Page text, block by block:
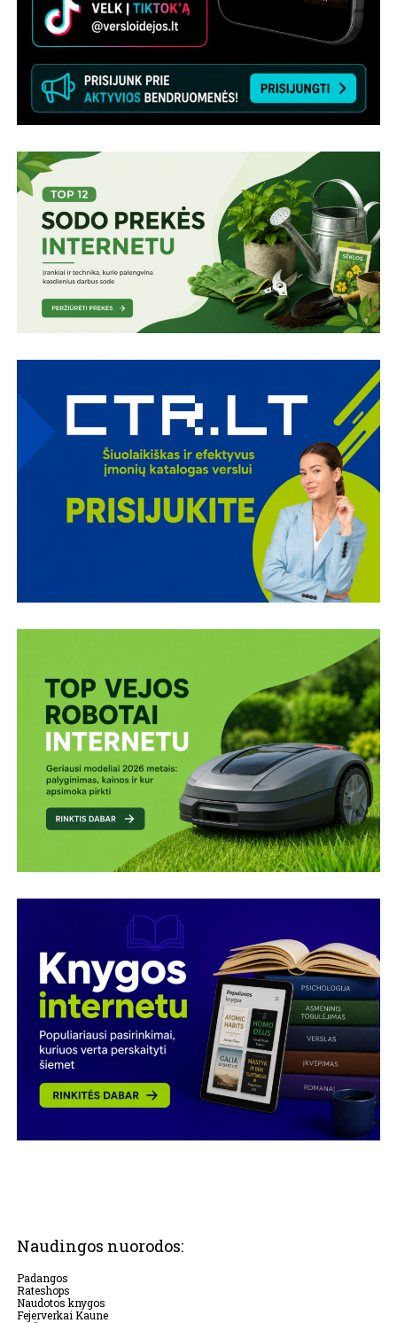
Naudingos nuorodos:
Padangos
Rateshops
Naudotos knygos
Fejerverkai Kaune